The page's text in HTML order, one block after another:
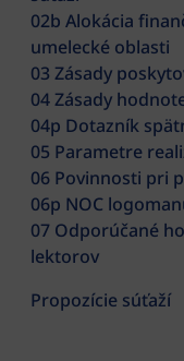
02b Alokácia
umelecké oblasti
03 Zásady
04 Zásady
04p Dotazník
05 Parametre
06 Povinnosti pri
06p NOC
07 Odporúčané
lektorov
Propozície súťaží